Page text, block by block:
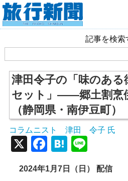
記事を検索
津田令子の「味のある
セット」――郷土割烹
（静岡県・南伊豆町）
コラムニスト 津田 令子 氏
X Facebook
Hatena
2024年1月7日（日） 配信